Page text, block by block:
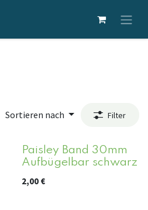
Sortieren nach Filter
Paisley Band 30mm
Aufbügelbar schwarz
2,00€